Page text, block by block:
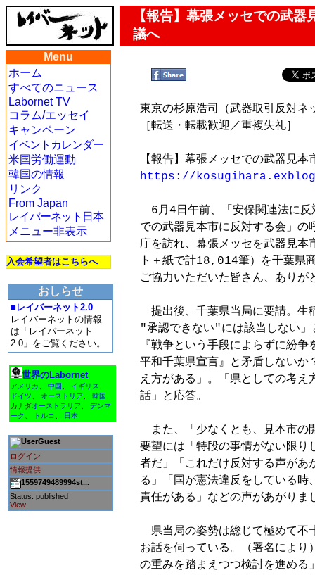
【報告】幕張メッセでの武
議へ
Menu
ホーム
すべてのニュース
Labornet TV
コラム/エッセイ
キャンペーン
イベントカレンダー
米国労働運動
韓国の情報
リンク
From Japan
レイバーネット日本
メニュー非表示
入会希望者はこちらへ
おしらせ
■レイバーネット2.0
レイバーネットの情報
は「レイバーネット
2.0」をご覧ください。
世界のLabornet
アメリカ 中国 イギリス
ドイツ
オーストリア 韓国
カナダオーストラリア
デンマ
ーク
トルコ 日本
Guest
ログイン
情報提供
1559749489994st...
Status: published
View
東京の杉原浩司（武器取引反対ネ
［転送・転載歓迎／重複失礼］
https://
6月4日午前、「安保関連法に反
での武器見本市に反対する会」
庁を訪れ、幕張メッセを武器見本
ト＋紙で計18,014筆）を千葉県
ご協力いただいた皆さん、ありが
提出後、千葉県当局に要請。生
"承認できない"には該当しない
『戦争という手段によらずに紛
平和千葉県宣言』と矛盾しないか
え方がある」。「県としての考
話」と応答。
また、「少なくとも、見本市の
要望には「特段の事情がない限り
者だ」「これだけ反対する声があ
る」「国が憲法違反をしている
責任がある」などの声があがりま
県当局の姿勢は総じて極めて不
お話を伺っている。（署名によ
の重みを踏まえつつ検討を進める